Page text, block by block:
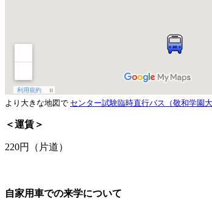
より大きな地図で センター試験臨時直行バス（敬和学園大
＜運賃＞
220円（片道）
自家用車での来学について